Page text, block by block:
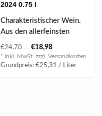
2024 0.75 l
Charakteristischer Wein.
Aus den allerfeinsten
Lehmböden, ein Wein, der
im Deta..
€24,70 €18,98
* Inkl. MwSt. zzgl. Versandkosten
Grundpreis: €25,31 / Liter